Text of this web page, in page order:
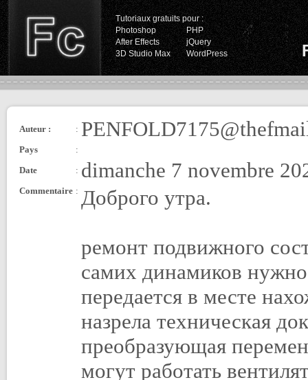
Tutoriaux gratuits pour :
Photoshop
PHP
After Effects
jQuery
3D Studio Max
WordPress
Auteur : :
Pays
:
Date
: dimanche 7 novembre
Commentaire : Доброго утра.
ремонт подвижного
самих динамиков нужно
передается в месте
назрела техническая
преобразующая
могут работать